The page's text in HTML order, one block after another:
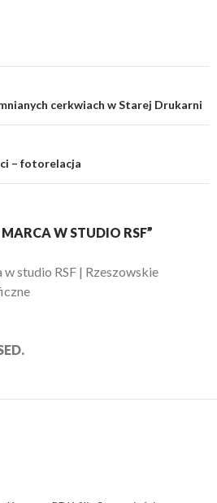
cerkwiach w Starej Drukarni
– fotorelacja
W STUDIO RSF”
studio RSF | Rzeszowskie